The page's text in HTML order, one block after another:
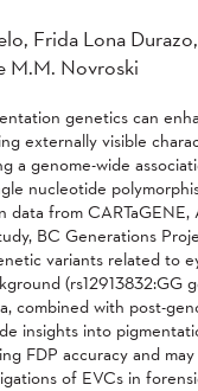
Frida Lona
M.M. Novroski
genetics can
externally visible
a genome-wide
nucleotide
from CARTaGENE,
BC Generations
variants related to
(rs12913832:GG
combined with post-
insights into
FDP accuracy and may
of EVCs in